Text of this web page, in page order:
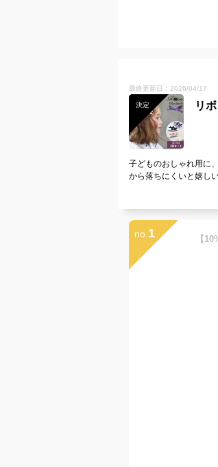
最終更新日：2026/04/17
決定 リ
子どものおしゃれ用に
から落ちにくいと嬉し
no. 1